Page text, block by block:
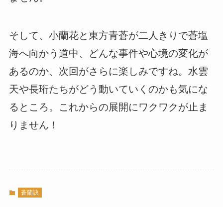
そして、小蘭花と東方青蒼が二人きりで蒼塩
海へ向かう道中、どんな事件や心境の変化が
あるのか、次回がさらに楽しみですね。水雲
天や長珩たちがどう動いていくのかも気にな
るところ。これからの展開にワクワクが止ま
りません！
蒼蘭訣